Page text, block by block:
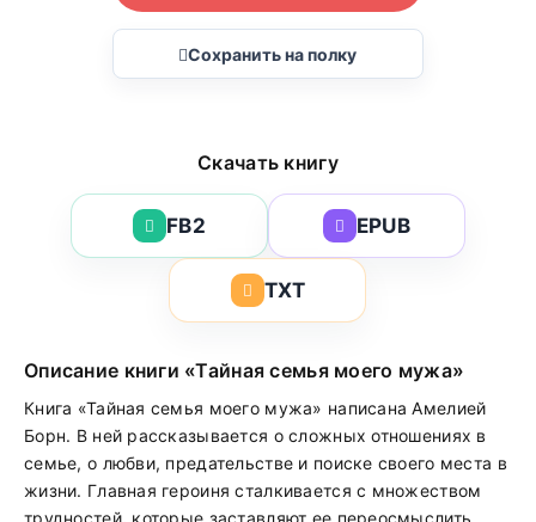
Сохранить на полку
Скачать книгу
FB2 EPUB
TXT
Описание книги «Тайная семья моего мужа»
Книга «Тайная семья моего мужа» написана Амелией
Борн. В ней рассказывается о сложных отношениях в
семье, о любви, предательстве и поиске своего места в
жизни. Главная героиня сталкивается с множеством
трудностей, которые заставляют ее переосмыслить